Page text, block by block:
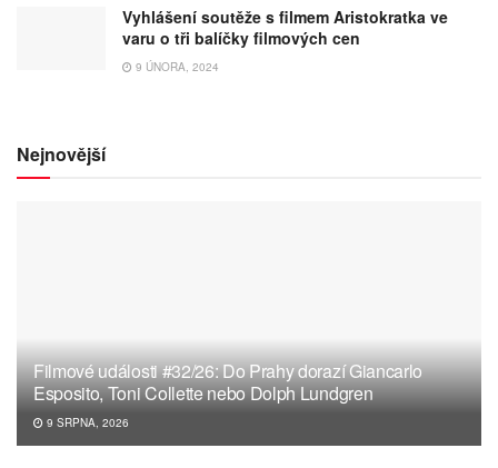
Vyhlášení soutěže s filmem Aristokratka ve
varu o tři balíčky filmových cen
9 ÚNORA, 2024
Nejnovější
Filmové události #32/26: Do Prahy dorazí Giancarlo
Esposito, Toni Collette nebo Dolph Lundgren
9 SRPNA, 2026